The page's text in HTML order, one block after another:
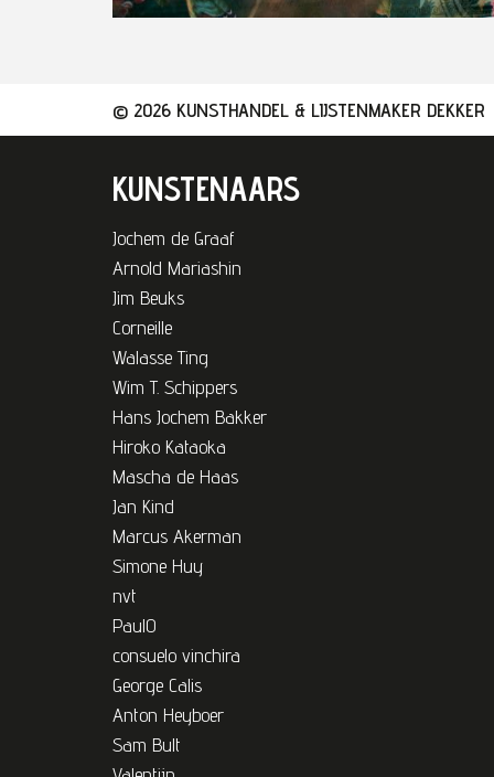
© 2026 KUNSTHANDEL & LIJSTENMAKER DEKKER
KUNSTENAARS
Jochem de Graaf
Arnold Mariashin
Jim Beuks
Corneille
Walasse Ting
Wim T. Schippers
Hans Jochem Bakker
Hiroko Kataoka
Mascha de Haas
Jan Kind
Marcus Akerman
Simone Huy
nvt
PaulO
consuelo vinchira
George Calis
Anton Heyboer
Sam Bult